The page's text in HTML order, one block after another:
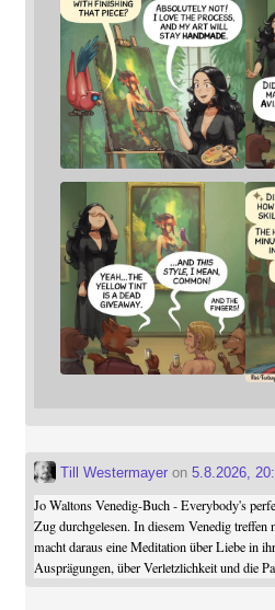
Till Westermayeron 5.8.2026,
Jo Waltons Venedig-Buch - Everybody's
Zug durchgelesen. In diesem Venedig treffen
macht daraus eine Meditation über Liebe in
Ausprägungen, über Verletzlichkeit und die